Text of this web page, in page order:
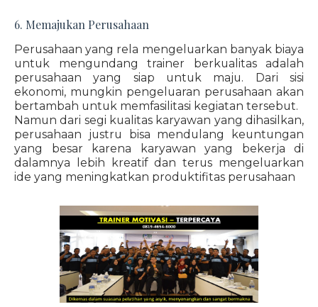
6. Memajukan Perusahaan
Perusahaan yang rela mengeluarkan banyak biaya
untuk mengundang trainer berkualitas adalah
perusahaan yang siap untuk maju. Dari sisi
ekonomi, mungkin pengeluaran perusahaan akan
bertambah untuk memfasilitasi kegiatan tersebut.
Namun dari segi kualitas karyawan yang dihasilkan,
perusahaan justru bisa mendulang keuntungan
yang besar karena karyawan yang bekerja di
dalamnya lebih kreatif dan terus mengeluarkan
ide yang meningkatkan produktifitas perusahaan